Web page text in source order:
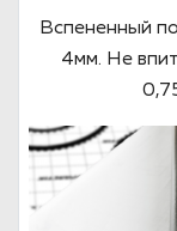
Вспененный
4мм. Не